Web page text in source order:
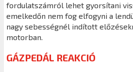
fordulatszámról lehet gyorsítani
emelkedőn nem fog elfogyni a
nagy sebességnél indított
motorban.
GÁZPEDÁL REAKCIÓ